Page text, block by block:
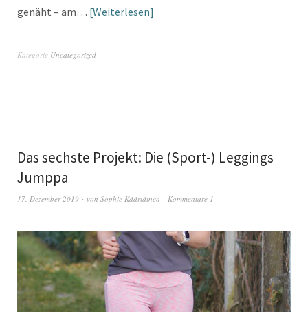
genäht – am… Weiterlesen
Kategorie Uncategorized
Das sechste Projekt: Die (Sport-) Leggings
Jumppa
17. Dezember 2019 von Sophie Kääriäinen Kommentare 1